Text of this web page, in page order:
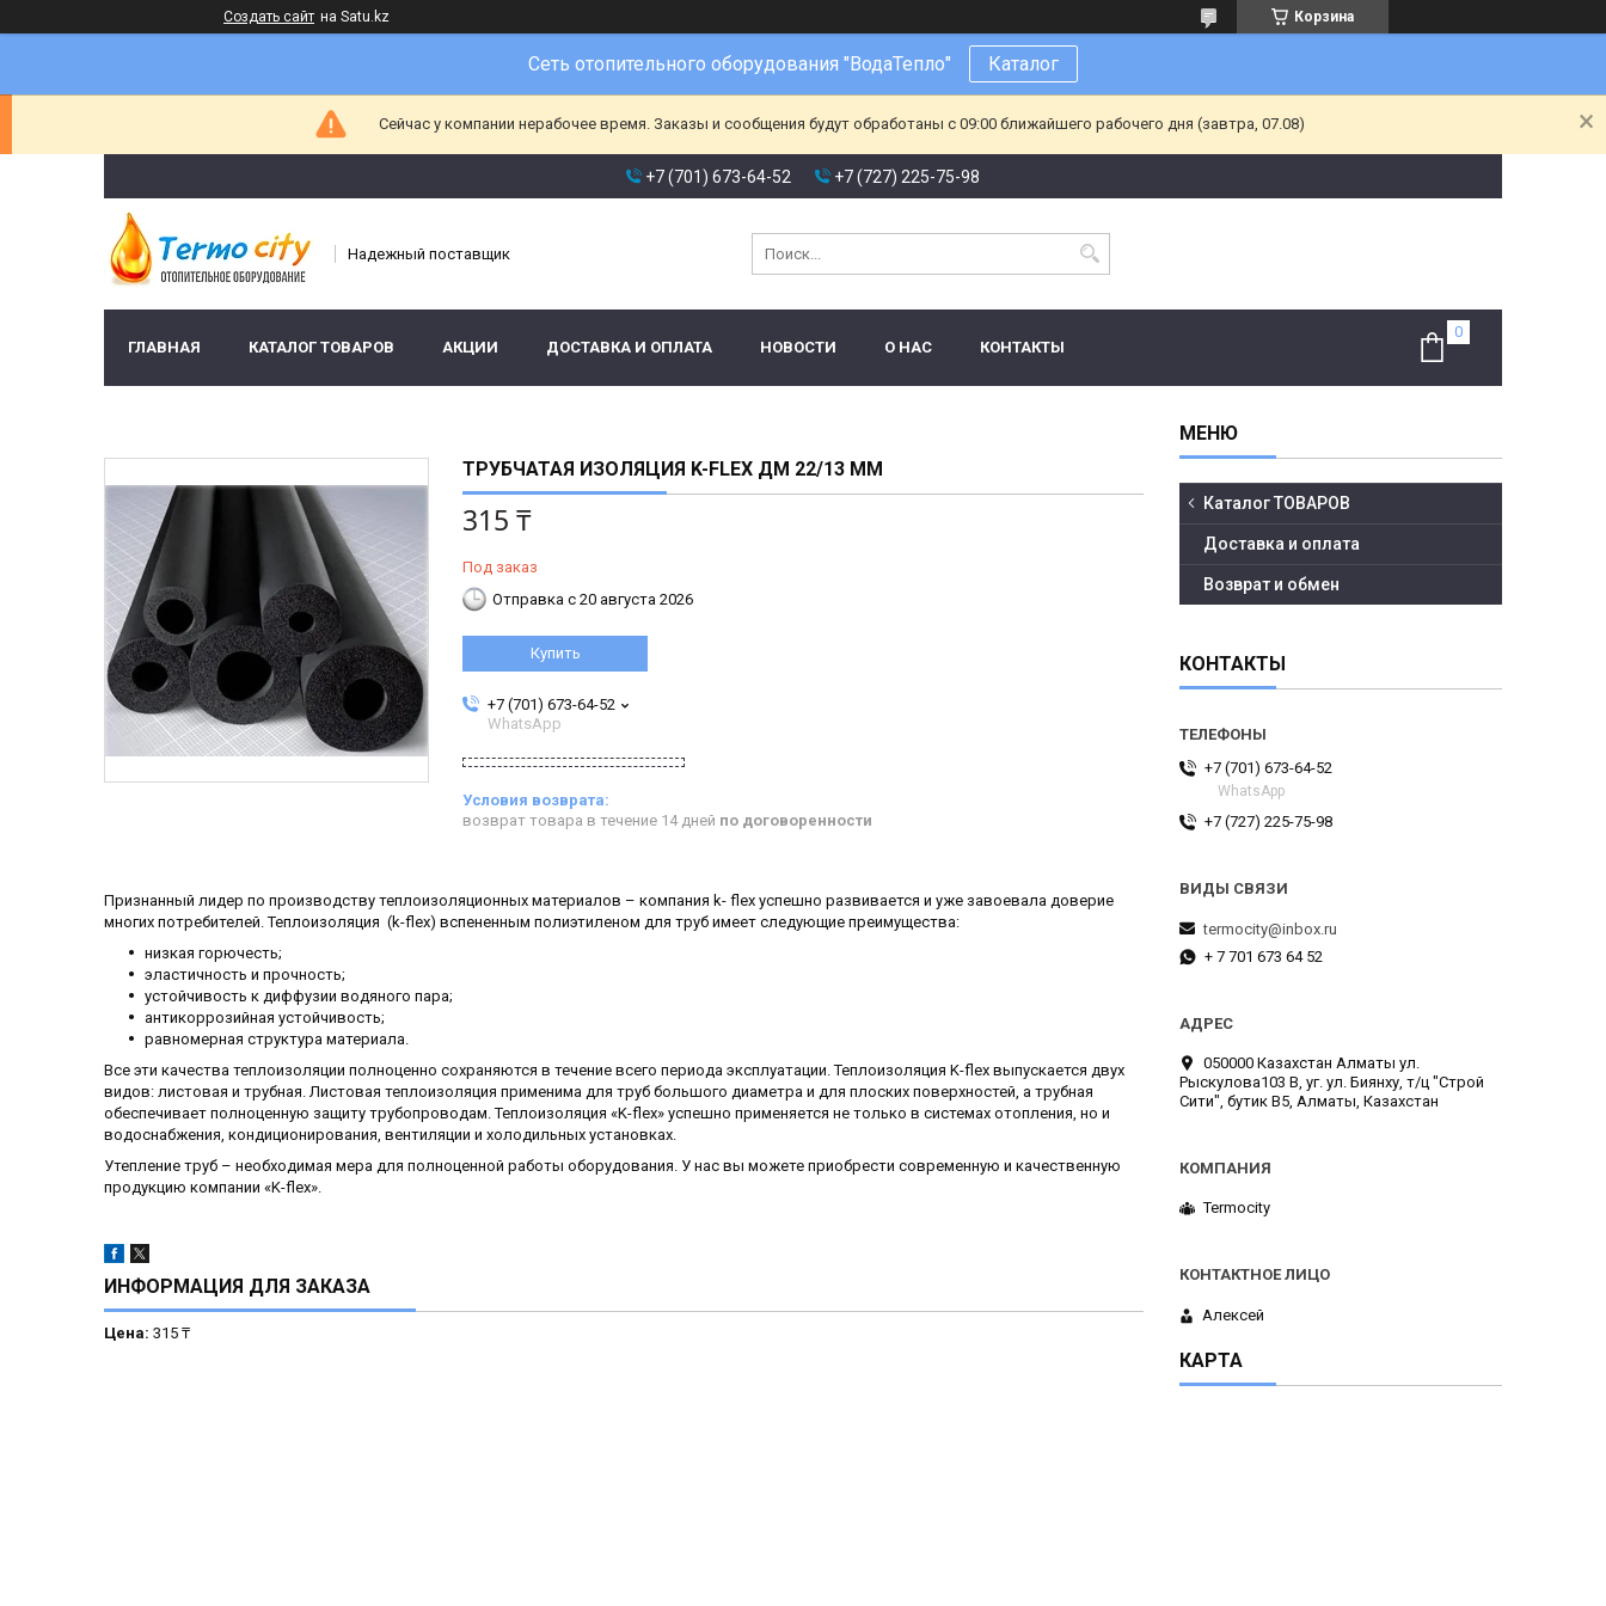
Создать сайт на Satu.kz Корзина
Сеть отопительного оборудования "ВодаТепло" Каталог
Сейчас у компании нерабочее время. Заказы и сообщения будут обработаны с 09:00 ближайшего рабочего дня (завтра, 07.08)
+7 (701) 673-64-52 +7 (727) 225-75-98
Надежный поставщик
ГЛАВНАЯ КАТАЛОГ ТОВАРОВ АКЦИИ ДОСТАВКА И ОПЛАТА НОВОСТИ О НАС КОНТАКТЫ
ТРУБЧАТАЯ ИЗОЛЯЦИЯ K-FLEX ДМ 22/13 ММ
315 ₸
Под заказ
Отправка с 20 августа 2026
Купить
+7 (701) 673-64-52
WhatsApp
возврат товара в течение 14 дней по договоренности
Признанный лидер по производству теплоизоляционных материалов – компания k- flex успешно развивается и уже завоевала доверие
многих потребителей. Теплоизоляция (k-flex) вспененным полиэтиленом для труб имеет следующие преимущества:
низкая горючесть;
эластичность и прочность;
устойчивость к диффузии водяного пара;
антикоррозийная устойчивость;
равномерная структура материала.
Все эти качества теплоизоляции полноценно сохраняются в течение всего периода эксплуатации. Теплоизоляция K-flex выпускается двух
видов: листовая и трубная. Листовая теплоизоляция применима для труб большого диаметра и для плоских поверхностей, а трубная
обеспечивает полноценную защиту трубопроводам. Теплоизоляция «K-flex» успешно применяется не только в системах отопления, но и
водоснабжения, кондиционирования, вентиляции и холодильных установках.
Утепление труб – необходимая мера для полноценной работы оборудования. У нас вы можете приобрести современную и качественную
продукцию компании «K-flex».
ИНФОРМАЦИЯ ДЛЯ ЗАКАЗА
Цена: 315 ₸
Каталог ТОВАРОВ
Доставка и оплата
Возврат и обмен
КОНТАКТЫ
+7 (701) 673-64-52
WhatsApp
+7 (727) 225-75-98
termocity@inbox.ru
+ 7 701 673 64 52
050000 Казахстан Алматы ул.
Рыскулова103 В, уг. ул. Биянху, т/ц "Строй
Сити", бутик В5, Алматы, Казахстан
Termocity
Алексей
КАРТА